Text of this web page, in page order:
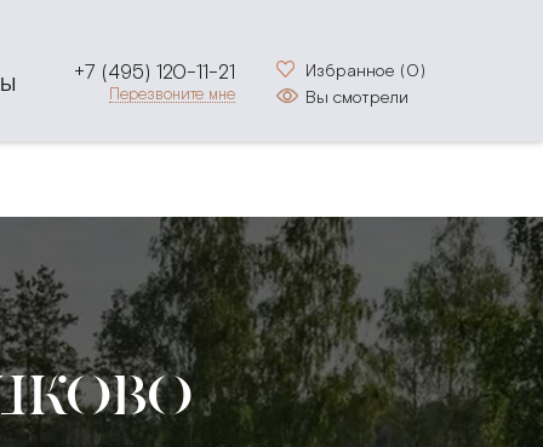
+7 (495) 120-11-21
Перезвоните мне
Избранное (0)
Вы смотрели